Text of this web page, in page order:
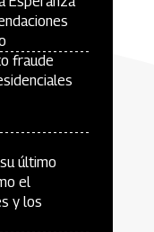
fraude
último
el
y los